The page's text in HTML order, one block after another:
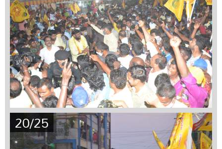
20/25